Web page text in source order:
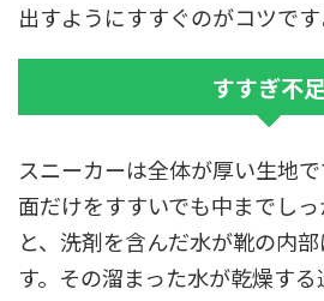
出すようにすすぐのがコツです
すすぎ不足
スニーカーは全体が厚い生地
面だけをすすいでも中までし
と、洗剤を含んだ水が靴の内
す。その溜まった水が乾燥す